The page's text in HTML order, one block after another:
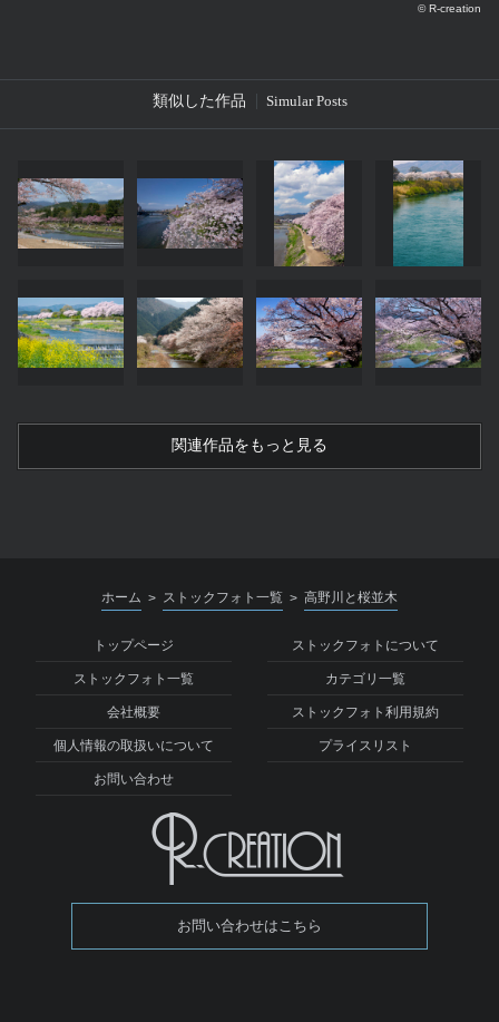
© R-creation
類似した作品 Simular Posts
関連作品をもっと見る
ホーム > ストックフォト一覧 > 高野川と桜並木
トップページ ストックフォトについて
ストックフォト一覧 カテゴリ一覧
会社概要 ストックフォト利用規約
個人情報の取扱いについて プライスリスト
お問い合わせ
お問い合わせはこちら